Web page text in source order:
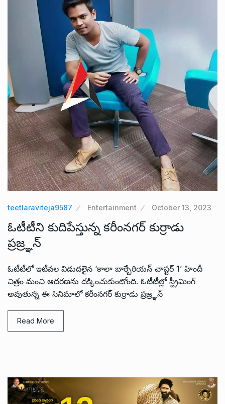
teetlaraviteja9587 Entertainment October 13, 2023
ఓటీటీని కుదిపేస్తున్న కరీంనగర్ కుర్రాడు
ప్రజ్ర్ఞన్
ఓటీటీలో ఇటీవల విడుదలైన ‘కాలా బార్బేరియన్ చాప్టర్ 1’ హిందీ
చిత్రం మంచి ఆదరణను దక్కించుకుంటోంది. ఓటీటీల్లో స్ట్రీమింగ్
అవుతున్న ఈ సినిమాలో కరీంనగర్ కుర్రాడు ప్రజ్ర్ఞన్
Read More